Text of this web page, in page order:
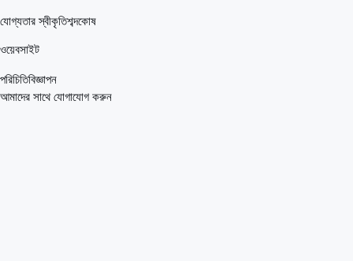
যোগ্যতার স্বীকৃতিশব্দকোষ
ওয়েবসাইট
পরিচিতিবিজ্ঞাপন
আমাদের সাথে যোগাযোগ করুন